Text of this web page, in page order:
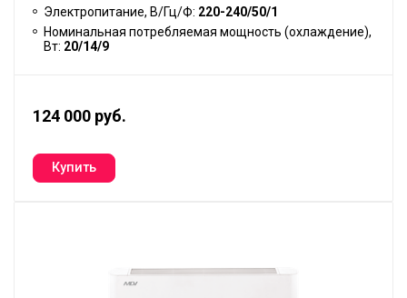
Электропитание, В/Гц/Ф: 220-240/50/1
Номинальная потребляемая мощность (охлаждение),
Вт: 20/14/9
124 000 руб.